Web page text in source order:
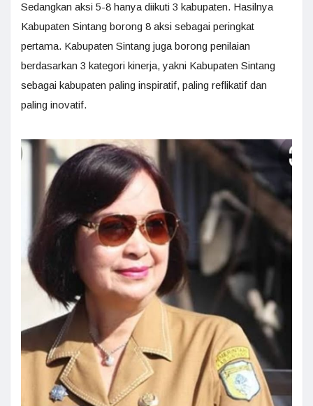
Sedangkan aksi 5-8 hanya diikuti 3 kabupaten. Hasilnya
Kabupaten Sintang borong 8 aksi sebagai peringkat
pertama. Kabupaten Sintang juga borong penilaian
berdasarkan 3 kategori kinerja, yakni Kabupaten Sintang
sebagai kabupaten paling inspiratif, paling reflikatif dan
paling inovatif.